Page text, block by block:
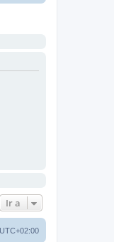
Ir a
UTC+02:00